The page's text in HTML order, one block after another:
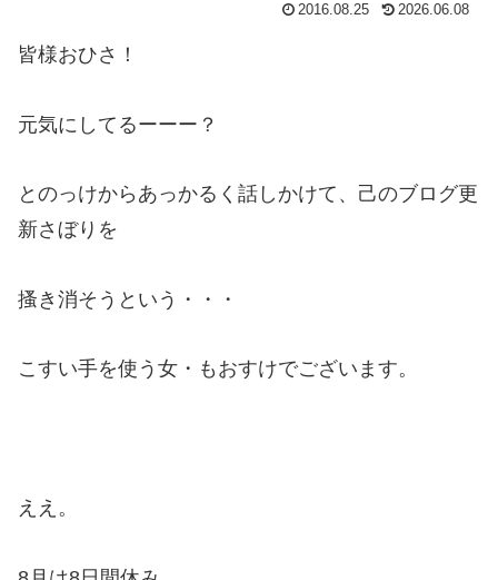
2016.08.25 2026.06.08
皆様おひさ！
元気にしてるーーー？
とのっけからあっかるく話しかけて、己のブログ更
新さぼりを
搔き消そうという・・・
こすい手を使う女・もおすけでございます。
ええ。